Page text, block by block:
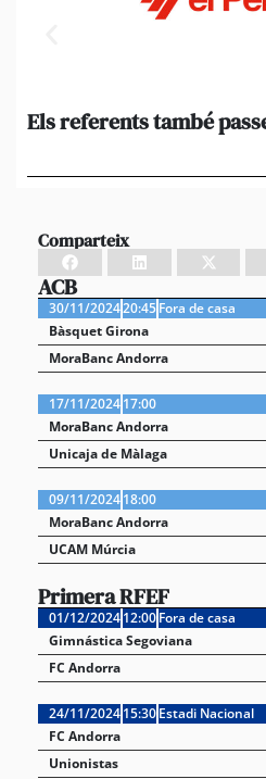
Els referents també
Comparteix
ACB
30/11/202420:45Fora de casa
Bàsquet Girona
MoraBanc Andorra
17/11/202417:00
MoraBanc Andorra
Unicaja de Màlaga
09/11/202418:00
MoraBanc Andorra
UCAM Múrcia
Primera RFEF
01/12/202412:00Fora de casa
Gimnástica Segoviana
FC Andorra
24/11/202415:30Estadi Nacional
FC Andorra
Unionistas